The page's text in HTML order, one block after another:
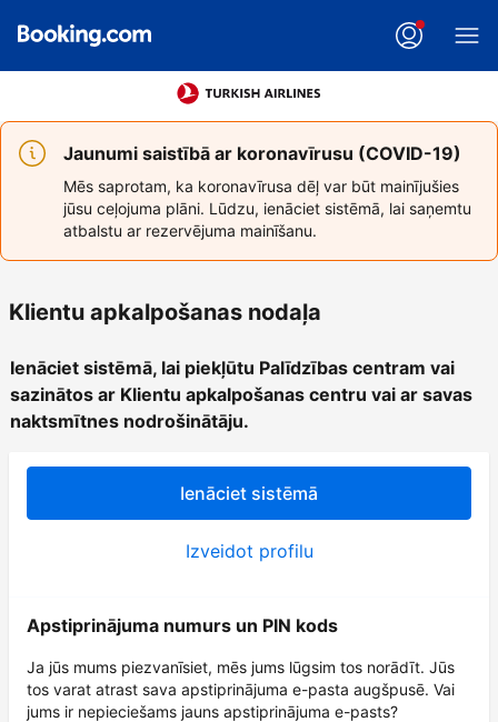
Jaunumi saistībā ar koronavīrusu (COVID-19)
Mēs saprotam, ka koronavīrusa dēļ var būt mainījušies
jūsu ceļojuma plāni. Lūdzu, ienāciet sistēmā, lai saņemtu
atbalstu ar rezervējuma mainīšanu.
Klientu apkalpošanas nodaļa
Ienāciet sistēmā, lai piekļūtu Palīdzības centram vai
sazinātos ar Klientu apkalpošanas centru vai ar savas
naktsmītnes nodrošinātāju.
Ienāciet sistēmā
Izveidot profilu
Apstiprinājuma numurs un PIN kods
Ja jūs mums piezvanīsiet, mēs jums lūgsim tos norādīt. Jūs
tos varat atrast sava apstiprinājuma e-pasta augšpusē. Vai
jums ir nepieciešams jauns apstiprinājuma e-pasts?